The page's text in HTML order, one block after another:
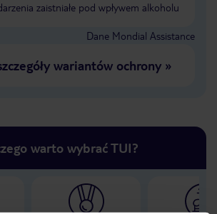
zaistniałe pod wpływem alkoholu
Dane Mondial Assistance
wariantów ochrony»
warto wybrać TUI?